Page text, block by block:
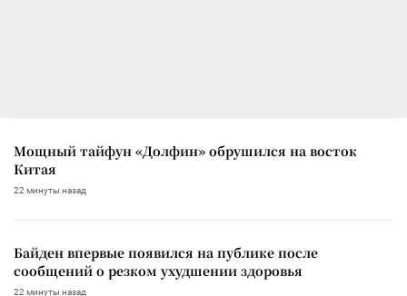
Мощный тайфун «Долфин» обрушился на восток
Китая
22 минуты назад
Байден впервые появился на публике после
сообщений о резком ухудшении здоровья
22 минуты назад